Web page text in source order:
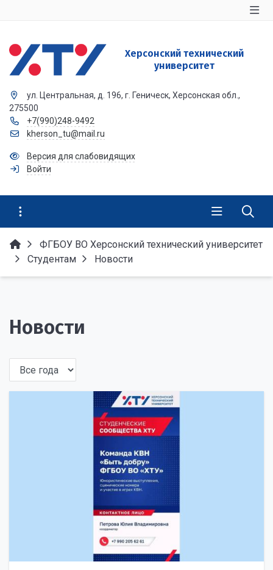
Херсонский технический
университет
ул. Центральная, д. 196, г. Геническ, Херсонская обл.,
275500
+7(990)248-9492
kherson_tu@mail.ru
Версия для слабовидящих
Войти
ФГБОУ ВО Херсонский технический университет
Студентам
Новости
Новости